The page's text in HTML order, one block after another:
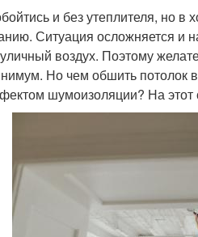
и без утеплителя, но
Ситуация осложняется и
воздух. Поэтому
Но чем обшить
шумоизоляции? На